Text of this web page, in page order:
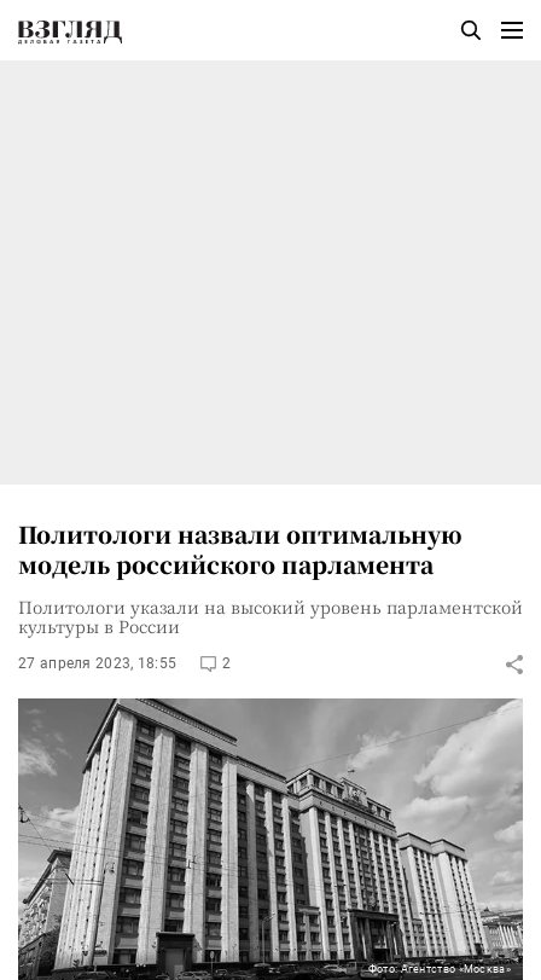
Политологи назвали оптимальную
модель российского парламента
Политологи указали на высокий уровень парламентской
культуры в России
27 апреля 2023, 18:55 2
Фото: Агентство «Москва»